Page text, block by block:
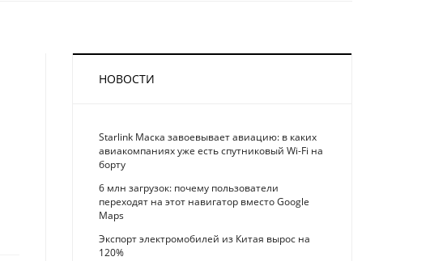
НОВОСТИ
Starlink Маска завоевывает авиацию: в каких
авиакомпаниях уже есть спутниковый Wi-Fi на
борту
6 млн загрузок: почему пользователи
переходят на этот навигатор вместо Google
Maps
Экспорт электромобилей из Китая вырос на
120%